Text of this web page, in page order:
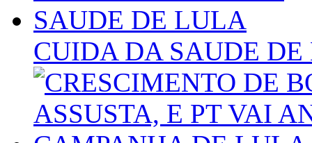
CUIDA DA SAUDE